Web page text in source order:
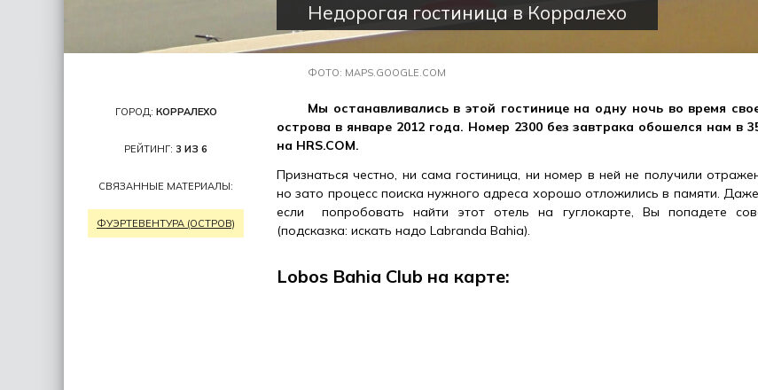
Недорогая гостиница в Корралехо
ФОТО: MAPS.GOOGLE.COM
ГОРОД: КОРРАЛЕХО
РЕЙТИНГ: 3 ИЗ 6
СВЯЗАННЫЕ МАТЕРИАЛЫ:
ФУЭРТЕВЕНТУРА (ОСТРОВ)
Мы останавливались в этой гостинице на одну ночь во время
острова в январе 2012 года. Номер 2300 без завтрака обошелся нам в
на HRS.COM.
Признаться честно, ни сама гостиница, ни номер в ней не получили
но зато процесс поиска нужного адреса хорошо отложились в памяти. Даже
если попробовать найти этот отель на гуглокарте, Вы попадете
(подсказка: искать надо Labranda Bahia).
Lobos Bahia Club на карте: